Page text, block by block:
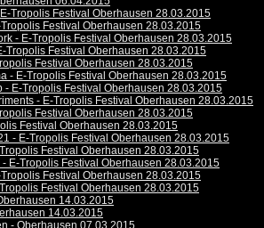
Tropolis Festival Oberhausen 28.03.2015
Festival Oberhausen 28.03.2015
- E-Tropolis Festival Oberhausen 28.03.2015
Tropolis Festival Oberhausen 28.03.2015
Festival Oberhausen 28.03.2015
- E-Tropolis Festival Oberhausen 28.03.2015
- E-Tropolis Festival Oberhausen 28.03.2015
- E-Tropolis Festival Oberhausen 28.03.2015
Festival Oberhausen 28.03.2015
Festival Oberhausen 28.03.2015
- E-Tropolis Festival Oberhausen 28.03.2015
Festival Oberhausen 28.03.2015
- E-Tropolis Festival Oberhausen 28.03.2015
Festival Oberhausen 28.03.2015
Festival Oberhausen 28.03.2015
14.03.2015
14.03.2015